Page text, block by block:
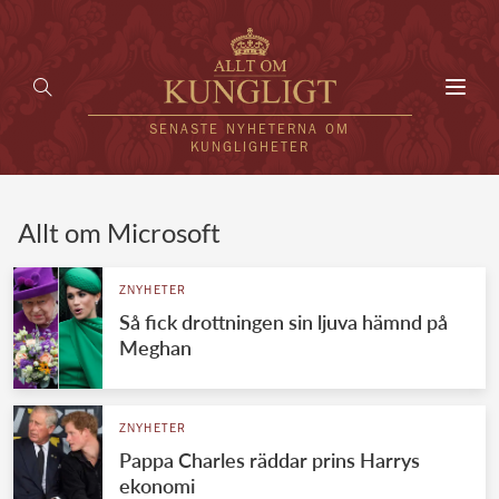
SENASTE NYHETERNA OM
KUNGLIGHETER
UTLÄNDSKT
VÄRLDENS KUNGAHUS
Svenska kungahuset
Brittiska kungahuset
REDAKTION
Allt om Microsoft
ZNYHETER
Så fick drottningen sin ljuva hämnd på
Meghan
ZNYHETER
Pappa Charles räddar prins Harrys
ekonomi